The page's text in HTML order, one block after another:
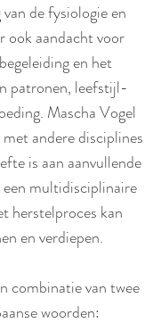
de fysiologie en
ook aandacht voor
en het
patronen, leefstijl-
Mascha Vogel
andere disciplines
is aan aanvullende
multidisciplinaire
herstelproces kan
en verdiepen.
combinatie van twee
woorden: